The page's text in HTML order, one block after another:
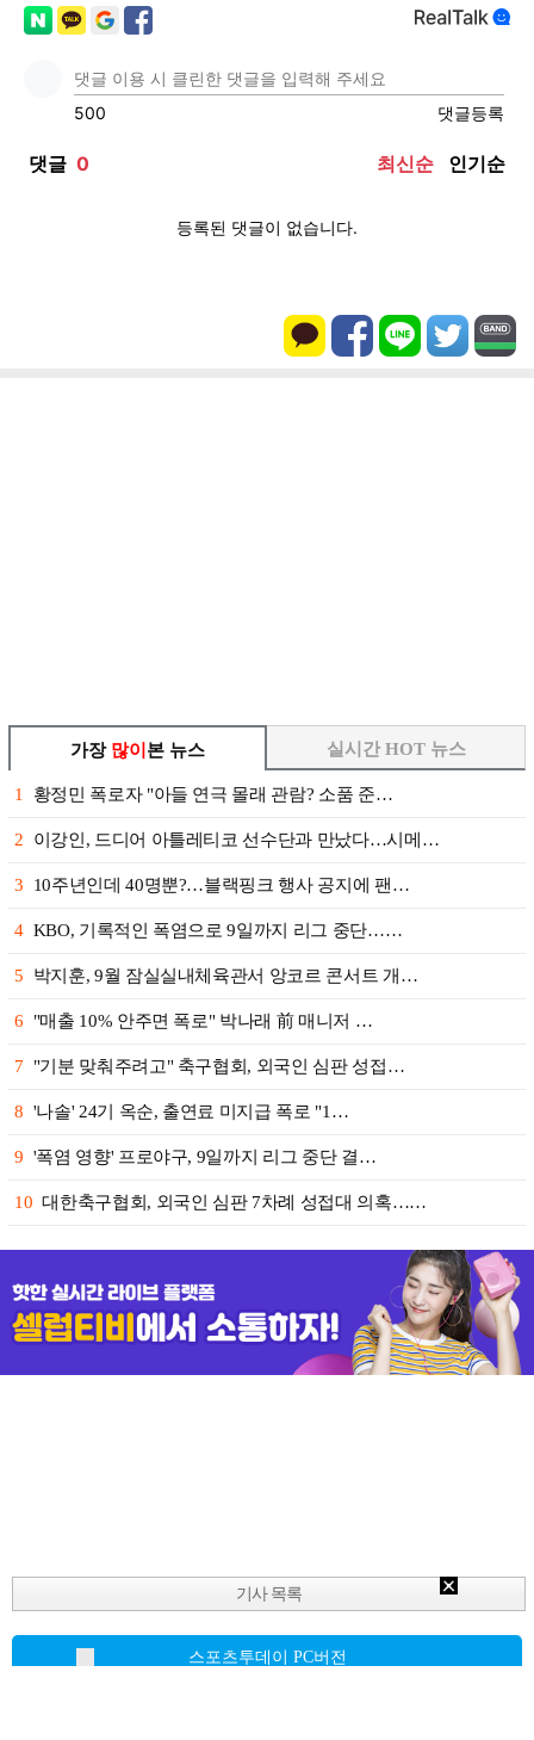
가장 많이본 뉴스
1 황정민 폭로자 "아들 연극 몰래 관람? 소품 준…
2 이강인, 드디어 아틀레티코 선수단과 만났다…시메…
3 10주년인데 40명뿐?…블랙핑크 행사 공지에 팬…
4 KBO, 기록적인 폭염으로 9일까지 리그 중단……
5 박지훈, 9월 잠실실내체육관서 앙코르 콘서트 개…
6 "매출 10% 안주면 폭로" 박나래 前 매니저 …
7 "기분 맞춰주려고" 축구협회, 외국인 심판 성접…
8 '나솔' 24기 옥순, 출연료 미지급 폭로 "1…
9 '폭염 영향' 프로야구, 9일까지 리그 중단 결…
10 대한축구협회, 외국인 심판 7차례 성접대 의혹……
실시간 HOT 뉴스
기사 목록
스포츠투데이 PC버전